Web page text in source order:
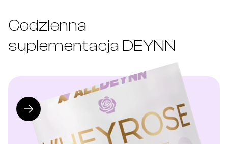
Codzienna
suplementacja DEYNN